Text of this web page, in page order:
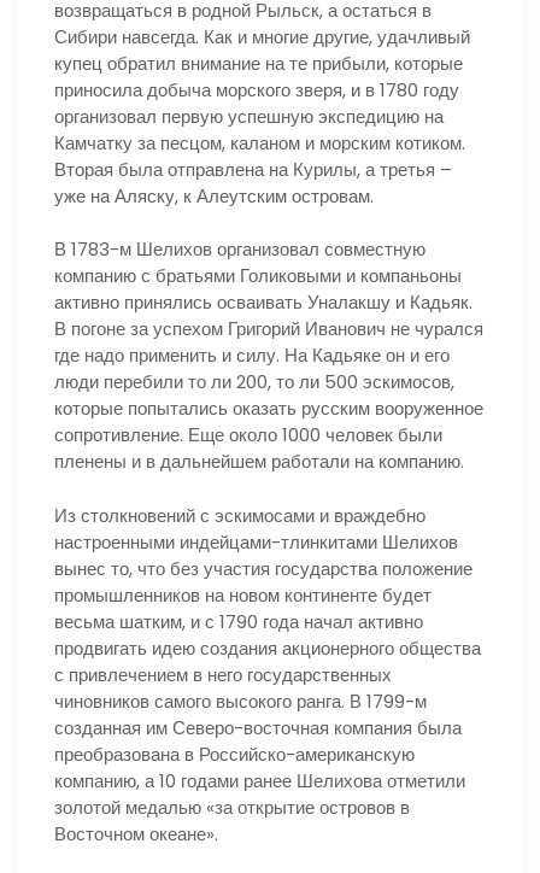
возвращаться в родной Рыльск, а остаться в
Сибири навсегда. Как и многие другие, удачливый
купец обратил внимание на те прибыли, которые
приносила добыча морского зверя, и в 1780 году
организовал первую успешную экспедицию на
Камчатку за песцом, каланом и морским котиком.
Вторая была отправлена на Курилы, а третья –
уже на Аляску, к Алеутским островам.
В 1783-м Шелихов организовал совместную
компанию с братьями Голиковыми и компаньоны
активно принялись осваивать Уналакшу и Кадьяк.
В погоне за успехом Григорий Иванович не чурался
где надо применить и силу. На Кадьяке он и его
люди перебили то ли 200, то ли 500 эскимосов,
которые попытались оказать русским вооруженное
сопротивление. Еще около 1000 человек были
пленены и в дальнейшем работали на компанию.
Из столкновений с эскимосами и враждебно
настроенными индейцами-тлинкитами Шелихов
вынес то, что без участия государства положение
промышленников на новом континенте будет
весьма шатким, и с 1790 года начал активно
продвигать идею создания акционерного общества
с привлечением в него государственных
чиновников самого высокого ранга. В 1799-м
созданная им Северо-восточная компания была
преобразована в Российско-американскую
компанию, а 10 годами ранее Шелихова отметили
золотой медалью «за открытие островов в
Восточном океане».